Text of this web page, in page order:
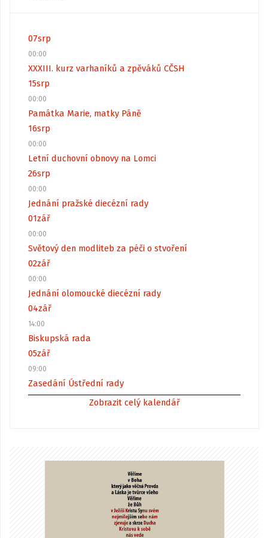
07srp
00:00
XXXIII. kurz varhaníků a zpěváků CČSH
15srp
00:00
Památka Marie, matky Páně
16srp
00:00
Letní duchovní obnovy na Lomci
26srp
00:00
Jednání pražské diecézní rady
01zář
00:00
Světový den modliteb za péči o stvoření
02zář
00:00
Jednání olomoucké diecézní rady
04zář
14:00
Biskupská rada
05zář
09:00
Zasedání Ústřední rady
Zobrazit celý kalendář